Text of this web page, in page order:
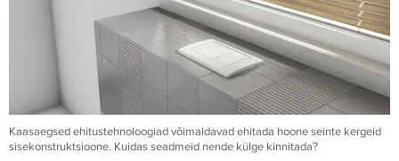
Kaasaegsed ehitustehnoloogiad võimaldavad ehitada hoone seinte kergeid
sisekonstruktsioone. Kuidas seadmeid nende külge kinnitada?